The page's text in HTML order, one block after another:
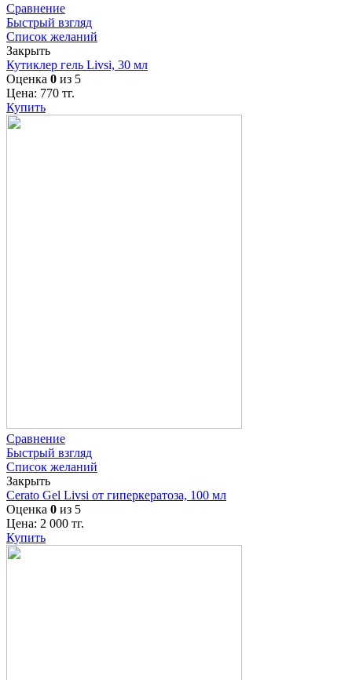
Сравнение
Быстрый взгляд
Список желаний
Закрыть
Кутиклер гель Livsi, 30 мл
Оценка 0 из 5
Цена: 770 тг.
Купить
Сравнение
Быстрый взгляд
Список желаний
Закрыть
Cerato Gel Livsi от гиперкератоза, 100 мл
Оценка 0 из 5
Цена: 2 000 тг.
Купить